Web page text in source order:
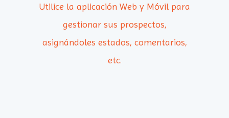
Utilice la aplicación Web y Móvil para
gestionar sus prospectos,
asignándoles estados, comentarios,
etc.